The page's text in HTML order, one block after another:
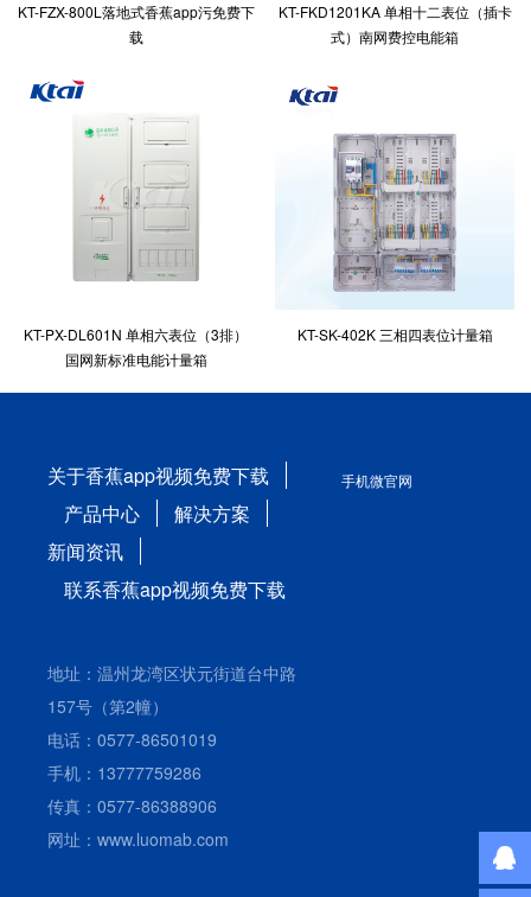
KT-FZX-800L落地式香蕉app污免费下
载
KT-FKD1201KA 单相十二表位（插卡
式）南网费控电能箱
KT-PX-DL601N 单相六表位（3排）
国网新标准电能计量箱
KT-SK-402K 三相四表位计量箱
关于香蕉app视频免费下载
产品中心
解决方案
新闻资讯
联系香蕉app视频免费下载
地址：温州龙湾区状元街道台中路
157号（第2幢）
电话：0577-86501019
手机：13777759286
传真：0577-86388906
网址：www.luomab.com
手机微官网